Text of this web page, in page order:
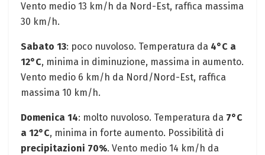
Vento medio 13 km/h da Nord-Est, raffica massima
30 km/h.
Sabato 13: poco nuvoloso. Temperatura da 4°C a
12°C, minima in diminuzione, massima in aumento.
Vento medio 6 km/h da Nord/Nord-Est, raffica
massima 10 km/h.
Domenica 14: molto nuvoloso. Temperatura da 7°C
a 12°C, minima in forte aumento. Possibilità di
precipitazioni 70%. Vento medio 14 km/h da